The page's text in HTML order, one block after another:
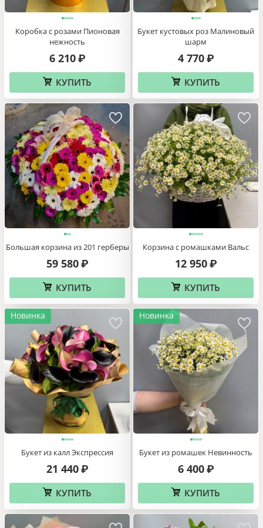
Коробка с розами Пионовая
нежность
6 210 ₽
КУПИТЬ
Букет кустовых роз Малиновый
шарм
4 770 ₽
КУПИТЬ
Большая корзина из 201 герберы
59 580 ₽
КУПИТЬ
Корзина с ромашками Вальс
12 950 ₽
КУПИТЬ
Новинка
Букет из калл Экспрессия
21 440 ₽
КУПИТЬ
Новинка
Букет из ромашек Невинность
6 400 ₽
КУПИТЬ